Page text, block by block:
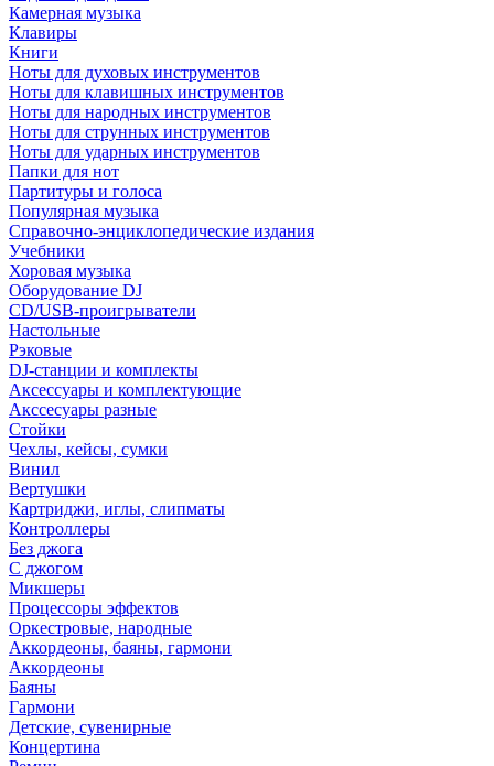
Камерная музыка
Клавиры
Книги
Ноты для духовых инструментов
Ноты для клавишных инструментов
Ноты для народных инструментов
Ноты для струнных инструментов
Ноты для ударных инструментов
Папки для нот
Партитуры и голоса
Популярная музыка
Справочно-энциклопедические издания
Учебники
Хоровая музыка
Оборудование DJ
CD/USB-проигрыватели
Настольные
Рэковые
DJ-станции и комплекты
Аксессуары и комплектующие
Акссесуары разные
Стойки
Чехлы, кейсы, сумки
Винил
Вертушки
Картриджи, иглы, слипматы
Контроллеры
Без джога
С джогом
Микшеры
Процессоры эффектов
Оркестровые, народные
Аккордеоны, баяны, гармони
Аккордеоны
Баяны
Гармони
Детские, сувенирные
Концертина